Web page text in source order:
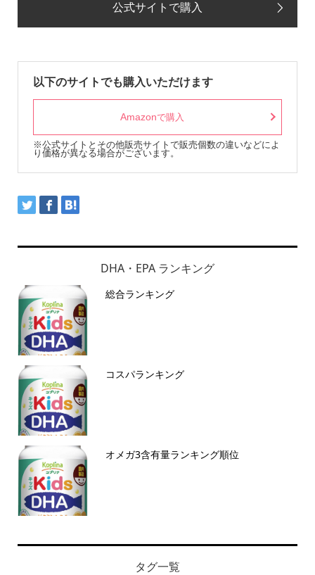
公式サイトで購入
以下のサイトでも購入いただけます
Amazonで購入
※公式サイトとその他販売サイトで販売個数の違いなどによ
り価格が異なる場合がございます。
DHA・EPA ランキング
総合ランキング
コスパランキング
オメガ3含有量ランキング順位
タグ一覧